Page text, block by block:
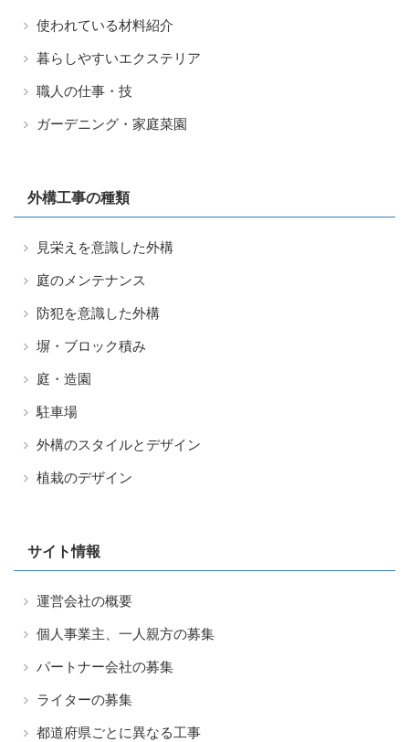
使われている材料紹介
暮らしやすいエクステリア
職人の仕事・技
ガーデニング・家庭菜園
外構工事の種類
見栄えを意識した外構
庭のメンテナンス
防犯を意識した外構
塀・ブロック積み
庭・造園
駐車場
外構のスタイルとデザイン
植栽のデザイン
サイト情報
運営会社の概要
個人事業主、一人親方の募集
パートナー会社の募集
ライターの募集
都道府県ごとに異なる工事